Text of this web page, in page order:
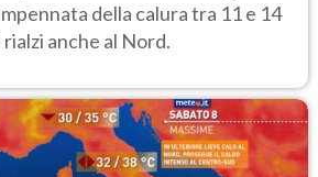
della calura tra 11 e 14
anche al Nord.